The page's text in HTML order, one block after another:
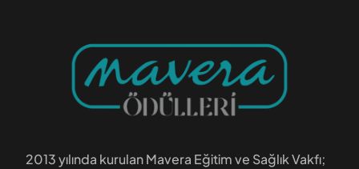
2013 yılında kurulan Mavera Eğitim ve Sağlık Vakfı;